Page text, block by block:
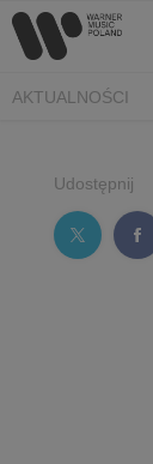
AKTUALNOŚCI
Udostępnij